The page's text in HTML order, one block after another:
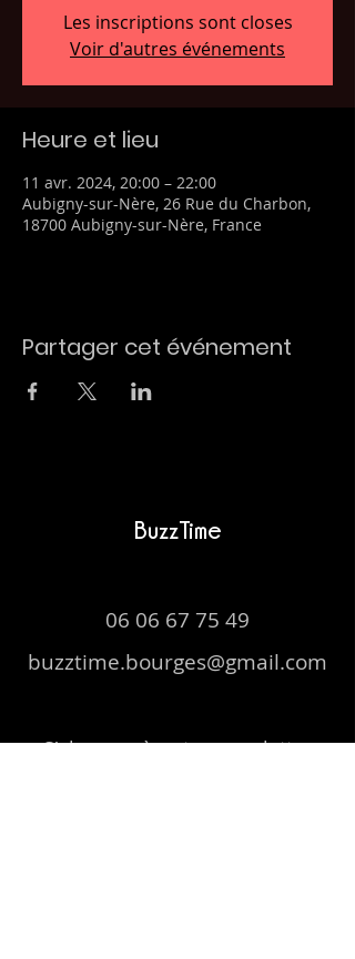
Les inscriptions sont closes
Voir d'autres événements
Heure et lieu
11 avr. 2024, 20:00 – 22:00
Aubigny-sur-Nère, 26 Rue du Charbon,
18700 Aubigny-sur-Nère, France
Partager cet événement
BuzzTime
06 06 67 75 49
buzztime.bourges@gmail.com
S'abonner à notre newsletter